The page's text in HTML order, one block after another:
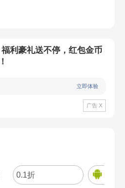
利豪礼送不停，红包金币
立即体验
广告 X
0.1折